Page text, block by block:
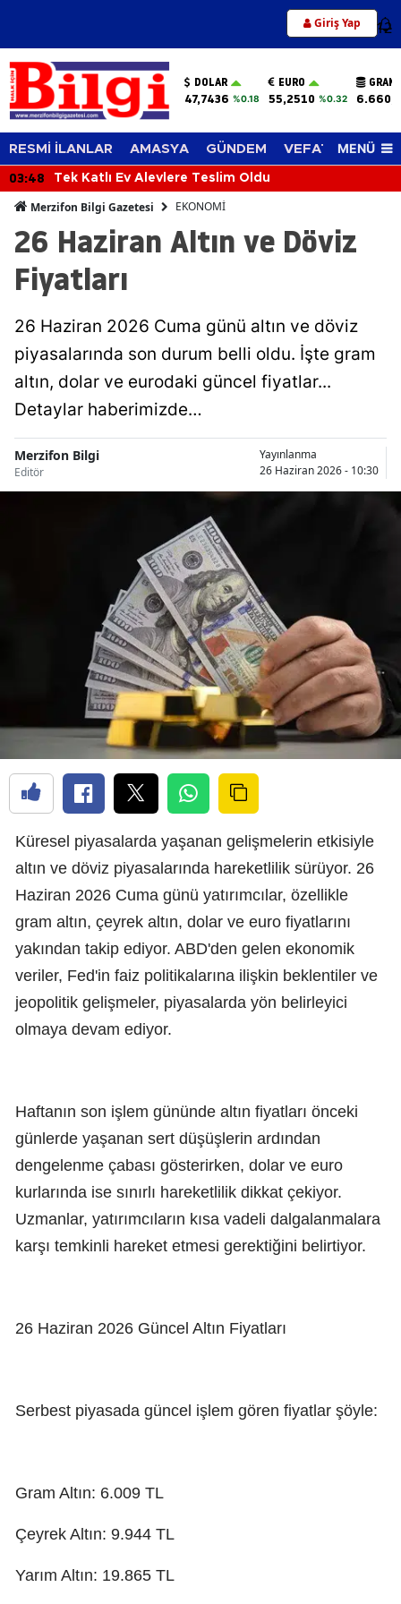
Giriş Yap 12
DOLAR
47,7436 %0.18
EURO
55,2510 %0.32
RESMİ İLANLAR AMASYA GÜNDEM VEFAT EDENLER
MENÜ
03:48 Tek Katlı Ev Alevlere Teslim Oldu
Merzifon Bilgi Gazetesi EKONOMİ
26 Haziran Altın ve Döviz
Fiyatları
26 Haziran 2026 Cuma günü altın ve döviz
piyasalarında son durum belli oldu. İşte gram
altın, dolar ve eurodaki güncel fiyatlar...
Detaylar haberimizde…
Merzifon Bilgi
Editör
Yayınlanma
26 Haziran 2026 - 10:30
Küresel piyasalarda yaşanan gelişmelerin etkisiyle
altın ve döviz piyasalarında hareketlilik sürüyor. 26
Haziran 2026 Cuma günü yatırımcılar, özellikle
gram altın, çeyrek altın, dolar ve euro fiyatlarını
yakından takip ediyor. ABD'den gelen ekonomik
veriler, Fed'in faiz politikalarına ilişkin beklentiler ve
jeopolitik gelişmeler, piyasalarda yön belirleyici
olmaya devam ediyor.
Haftanın son işlem gününde altın fiyatları önceki
günlerde yaşanan sert düşüşlerin ardından
dengelenme çabası gösterirken, dolar ve euro
kurlarında ise sınırlı hareketlilik dikkat çekiyor.
Uzmanlar, yatırımcıların kısa vadeli dalgalanmalara
karşı temkinli hareket etmesi gerektiğini belirtiyor.
26 Haziran 2026 Güncel Altın Fiyatları
Serbest piyasada güncel işlem gören fiyatlar şöyle:
Gram Altın: 6.009 TL
Çeyrek Altın: 9.944 TL
Yarım Altın: 19.865 TL